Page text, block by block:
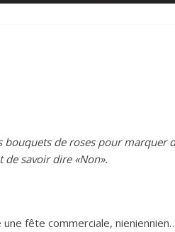
de roses pour marquer
savoir dire «Non».
fête commerciale,